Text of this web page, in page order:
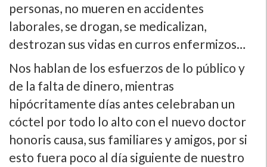
personas, no mueren en accidentes
laborales, se drogan, se medicalizan,
destrozan sus vidas en curros enfermizos…
Nos hablan de los esfuerzos de lo público y
de la falta de dinero, mientras
hipócritamente dí­as antes celebraban un
cóctel por todo lo alto con el nuevo doctor
honoris causa, sus familiares y amigos, por si
esto fuera poco al dí­a siguiente de nuestro